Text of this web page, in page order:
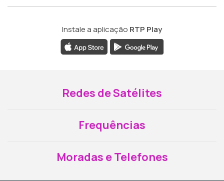
Instale a aplicação RTP Play
Redes de Satélites
Frequências
Moradas e Telefones